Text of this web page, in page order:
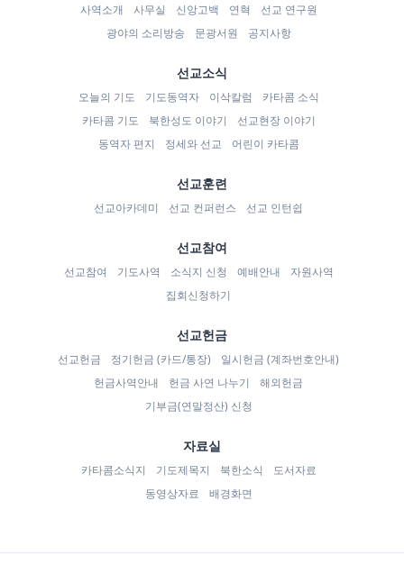
사역소개 사무실 신앙고백 연혁
선교 연구원
광야의 소리방송
문광서원 공지사항
선교소식
오늘의 기도 기도동역자 이삭칼럼
카타콤 소식
카타콤 기도
북한성도 이야기
선교현장 이야기
동역자 편지
정세와 선교 어린이 카타콤
선교훈련
선교아카데미 선교 컨퍼런스 선교 인턴쉽
선교참여
선교참여 기도사역 소식지 신청 예배안내
자원사역
집회신청하기
선교헌금
선교헌금 정기헌금 (카드/통장)
일시헌금 (계좌번호안내)
헌금사역안내
헌금 사연 나누기
해외헌금
기부금(연말정산) 신청
자료실
카타콤소식지 기도제목지 북한소식
도서자료
동영상자료
배경화면